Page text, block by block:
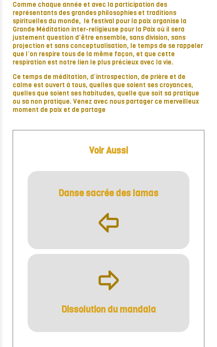
Comme chaque année et avec la participation des
représentants des grandes philosophies et traditions
spirituelles du monde, le festival pour la paix organise la
Grande Méditation inter-religieuse pour la Paix où il sera
justement question d’être ensemble, sans division, sans
projection et sans conceptualisation, le temps de se rappeler
que l’on respire tous de la même façon, et que cette
respiration est notre lien le plus précieux avec la vie.
Ce temps de méditation, d’introspection, de prière et de
calme est ouvert à tous, quelles que soient ses croyances,
quelles que soient ses habitudes, quelle que soit sa pratique
ou sa non pratique. Venez avec nous partager ce merveilleux
moment de paix et de partage
Voir Aussi
Danse sacrée des lamas
þ
ÿ
Dissolution du mandala